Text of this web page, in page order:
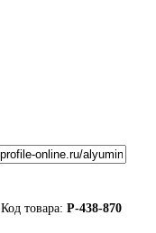
Код товара: P-438-870